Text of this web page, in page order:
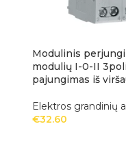
Modulinis
modulių I-0-II
pajungimas iš
Elektros grandinių
€32.60